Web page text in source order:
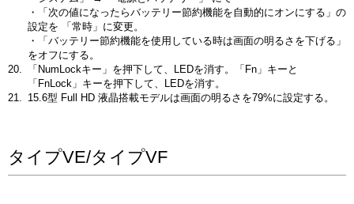
・「次の値になったらバッテリー節約機能を自動的にオンにする」の
設定を 「常時」に変更。
・「バッテリー節約機能を使用している時は画面の明るさを下げる」
をオフにする。
「NumLockキー」を押下して、LEDを消す。「Fn」キーと
「FnLock」キーを押下して、LEDを消す。
15.6型 Full HD 液晶搭載モデルは画面の明るさを79%に設定する。
タイプVE/タイプVF